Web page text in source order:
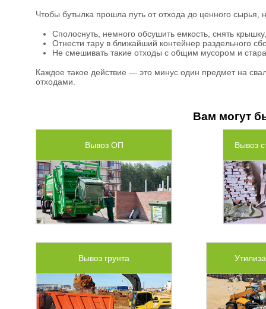
Чтобы бутылка прошла путь от отхода до ценного сырья,
Сполоснуть, немного обсушить емкость, снять крышку,
Отнести тару в ближайший контейнер раздельного
Не смешивать такие отходы с общим мусором и
Каждое такое действие — это минус один предмет на
отходами.
Вам могут
Вывоз ОП Вывоз
Вывоз грунта